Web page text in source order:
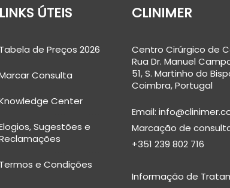
LINKS ÚTEIS
Tabela de Preços 2026
Consulta
Center
Sugestões e
Termos e Condições
CLINIMER
Centro Cirúrgico de
Rua Dr. Manuel
51, S. Martinho do
Coimbra, Portugal
Email:
Marcação de
+351 239 802 716
Informação de